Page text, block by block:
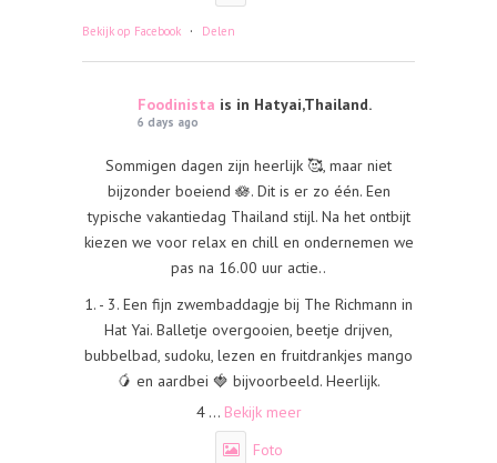
Bekijk op Facebook · Delen
Foodinista is in Hatyai,Thailand.
6 days ago
Sommigen dagen zijn heerlijk 🥰, maar niet
bijzonder boeiend 🪷. Dit is er zo één. Een
typische vakantiedag Thailand stijl. Na het ontbijt
kiezen we voor relax en chill en ondernemen we
pas na 16.00 uur actie..
1. - 3. Een fijn zwembaddagje bij The Richmann in
Hat Yai. Balletje overgooien, beetje drijven,
bubbelbad, sudoku, lezen en fruitdrankjes mango
🥭 en aardbei 🍓 bijvoorbeeld. Heerlijk.
4 ... Bekijk meer
Foto